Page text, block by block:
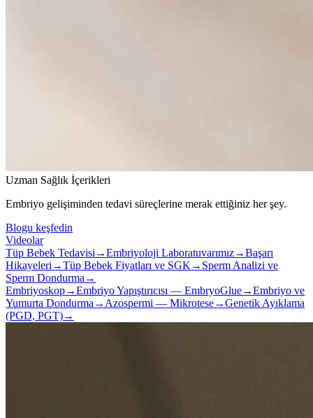
Uzman Sağlık İçerikleri
Embriyo gelişiminden tedavi süreçlerine merak ettiğiniz her şey.
Blogu keşfedin
Videolar
Tüp Bebek Tedavisi →Embriyoloji Laboratuvarımız→Başarı
Hikayeleri →Tüp Bebek Fiyatları ve SGK → Sperm Analizi ve
Sperm Dondurma →
Embriyoskop→Embriyo Yapıştırıcısı — EmbryoGlue→Embriyo ve
Yumurta Dondurma → Azospermi — Mikrotese→Genetik Ayıklama
(PGD, PGT)→